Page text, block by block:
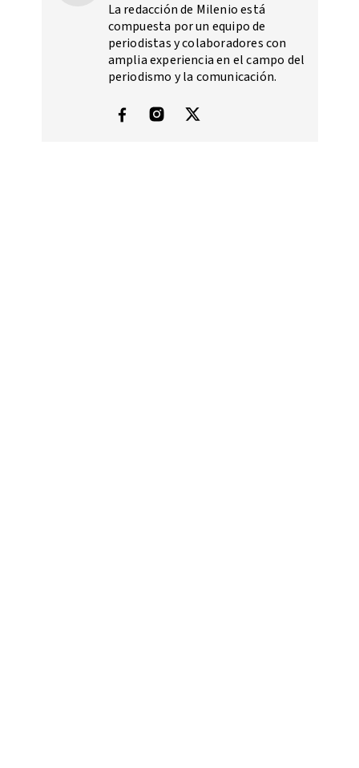
La redacción de Milenio está
compuesta por un equipo de
periodistas y colaboradores con
amplia experiencia en el campo del
periodismo y la comunicación.